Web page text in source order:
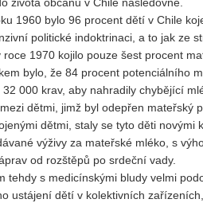
1960 bylo 96 procent dětí v Chile
politické indoktrinaci, a to jak ze
roce 1970 kojilo pouze šest procent
bylo, že 84 procent potenciálního
000 krav, aby nahradily chybějící
dětmi, jimž byl odepřen mateřský
dětmi, staly se tyto děti
výživy za mateřské mléko, s
od rozštěpů po srdeční vady.
tehdy s medicínskými bludy velmi
ustájení dětí v kolektivních